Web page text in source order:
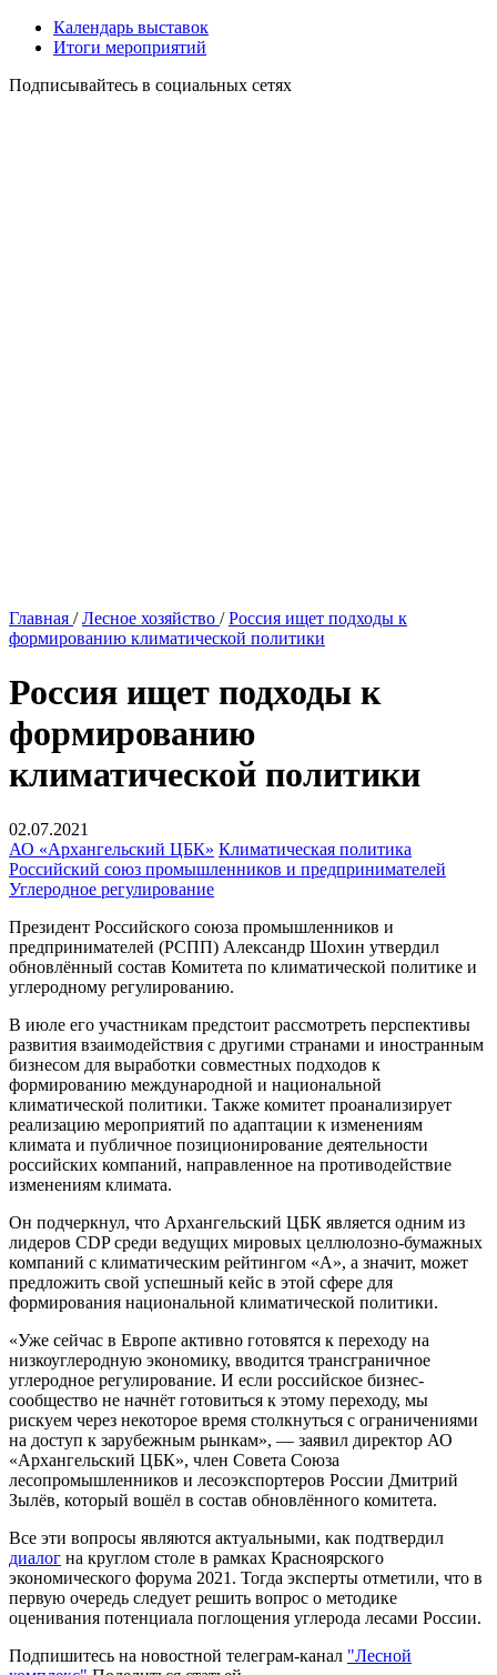
Календарь выставок
Итоги мероприятий
Подписывайтесь в социальных сетях
Главная / Лесное хозяйство / Россия ищет подходы к
формированию климатической политики
Россия ищет подходы к
формированию
климатической политики
02.07.2021
АО «Архангельский ЦБК» Климатическая политика
Российский союз промышленников и предпринимателей
Углеродное регулирование
Президент Российского союза промышленников и
предпринимателей (РСПП) Александр Шохин утвердил
обновлённый состав Комитета по климатической политике и
углеродному регулированию.
В июле его участникам предстоит рассмотреть перспективы
развития взаимодействия с другими странами и иностранным
бизнесом для выработки совместных подходов к
формированию международной и национальной
климатической политики. Также комитет проанализирует
реализацию мероприятий по адаптации к изменениям
климата и публичное позиционирование деятельности
российских компаний, направленное на противодействие
изменениям климата.
Он подчеркнул, что Архангельский ЦБК является одним из
лидеров CDP среди ведущих мировых целлюлозно-бумажных
компаний с климатическим рейтингом «А», а значит, может
предложить свой успешный кейс в этой сфере для
формирования национальной климатической политики.
«Уже сейчас в Европе активно готовятся к переходу на
низкоуглеродную экономику, вводится трансграничное
углеродное регулирование. И если российское бизнес-
сообщество не начнёт готовиться к этому переходу, мы
рискуем через некоторое время столкнуться с ограничениями
на доступ к зарубежным рынкам», — заявил директор АО
«Архангельский ЦБК», член Совета Союза
лесопромышленников и лесоэкспортеров России Дмитрий
Зылёв, который вошёл в состав обновлённого комитета.
Все эти вопросы являются актуальными, как подтвердил
диалог на круглом столе в рамках Красноярского
экономического форума 2021. Тогда эксперты отметили, что в
первую очередь следует решить вопрос о методике
оценивания потенциала поглощения углерода лесами России.
Подпишитесь на новостной телеграм-канал "Лесной